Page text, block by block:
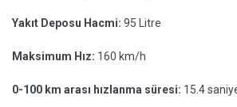
Yakıt Deposu Hacmi: 95 Litre
Maksimum Hız: 160 km/h
0-100 km arası hızlanma süresi: 15.4